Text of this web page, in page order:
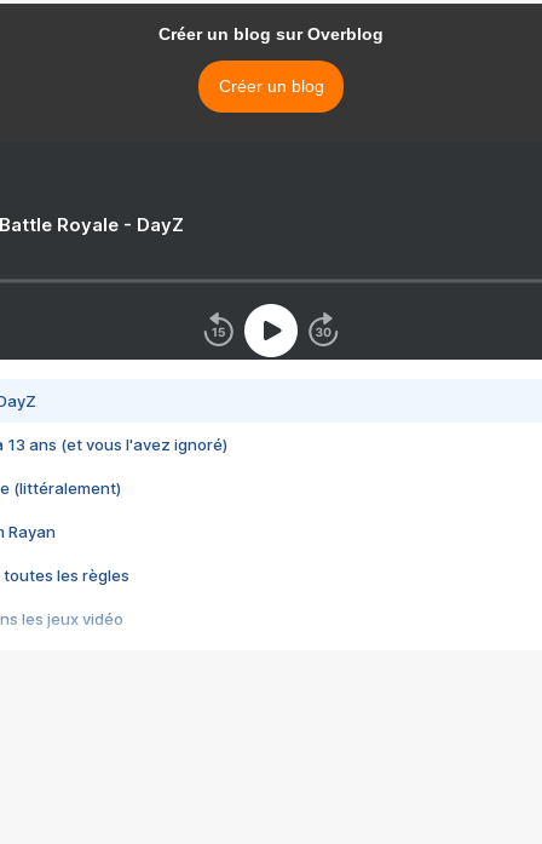
Créer un blog sur Overblog
Créer un blog
Royale - DayZ
13 ans (et vous l'avez ignoré)
(littéralement)
Rayan
toutes les règles
les jeux vidéo